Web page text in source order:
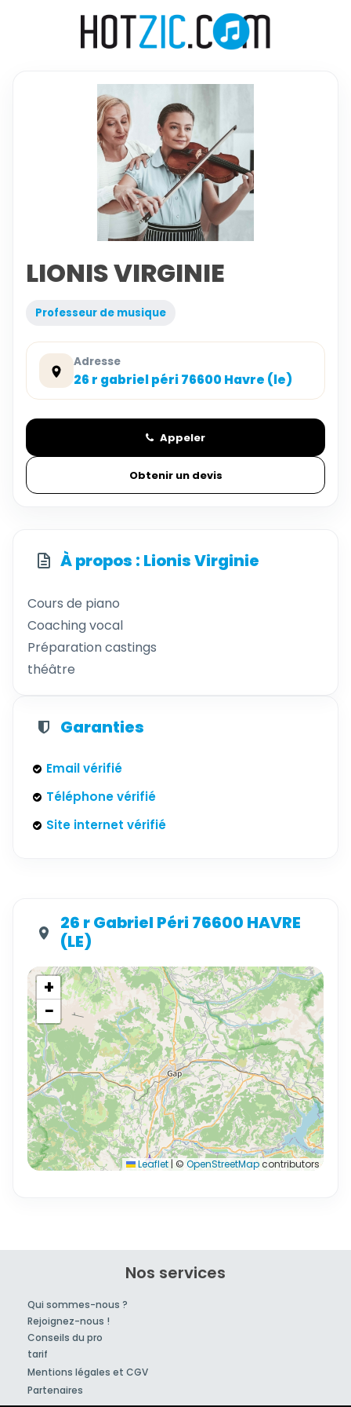
LIONIS VIRGINIE
Professeur de musique
Adresse
26 r gabriel péri 76600 Havre (le)
Appeler
Obtenir un devis
À propos : Lionis Virginie
Cours de piano
Coaching vocal
Préparation castings
théâtre
Garanties
Email vérifié
Téléphone vérifié
Site internet vérifié
26 r Gabriel Péri 76600 HAVRE
(LE)
+
−
Leaflet | © OpenStreetMapcontributors
Nos services
Qui sommes-nous ?
Rejoignez-nous !
Conseils du pro
tarif
Mentions légales et CGV
Partenaires